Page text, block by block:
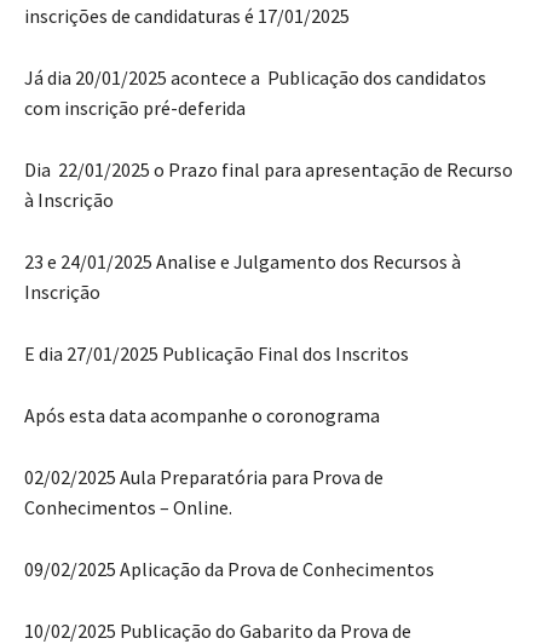
inscrições de candidaturas é 17/01/2025
Já dia 20/01/2025 acontece a Publicação dos candidatos
com inscrição pré-deferida
Dia 22/01/2025 o Prazo final para apresentação de Recurso
à Inscrição
23 e 24/01/2025 Analise e Julgamento dos Recursos à
Inscrição
E dia 27/01/2025 Publicação Final dos Inscritos
Após esta data acompanhe o coronograma
02/02/2025 Aula Preparatória para Prova de
Conhecimentos – Online.
09/02/2025 Aplicação da Prova de Conhecimentos
10/02/2025 Publicação do Gabarito da Prova de